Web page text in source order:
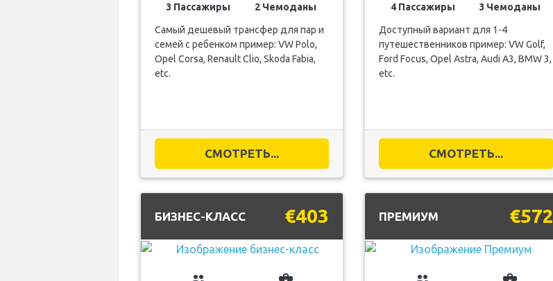
3 Пассажиры 2 Чемоданы
Самый дешевый трансфер для пар и
семей с ребенком пример: VW Polo,
Opel Corsa, Renault Clio, Skoda Fabia,
etc.
СМОТРЕТЬ...
4 Пассажиры 3 Чемоданы
Доступный вариант для 1-4
путешественников пример: VW Golf,
Ford Focus, Opel Astra, Audi A3, BMW 3,
etc.
СМОТРЕТЬ...
БИЗНЕС-КЛАСС €403 ПРЕМИУМ €572